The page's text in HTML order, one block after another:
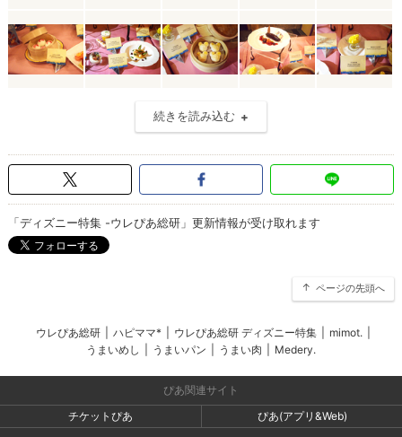
続きを読み込む
「ディズニー特集 -ウレぴあ総研」更新情報が受け取れます
ページの先頭へ
ウレぴあ総研 ハピママ* ウレぴあ総研 ディズニー特集 mimot.
うまいめし
うまいパン うまい肉 Medery.
ぴあ関連サイト
チケットぴあ
ぴあ(アプリ&Web)